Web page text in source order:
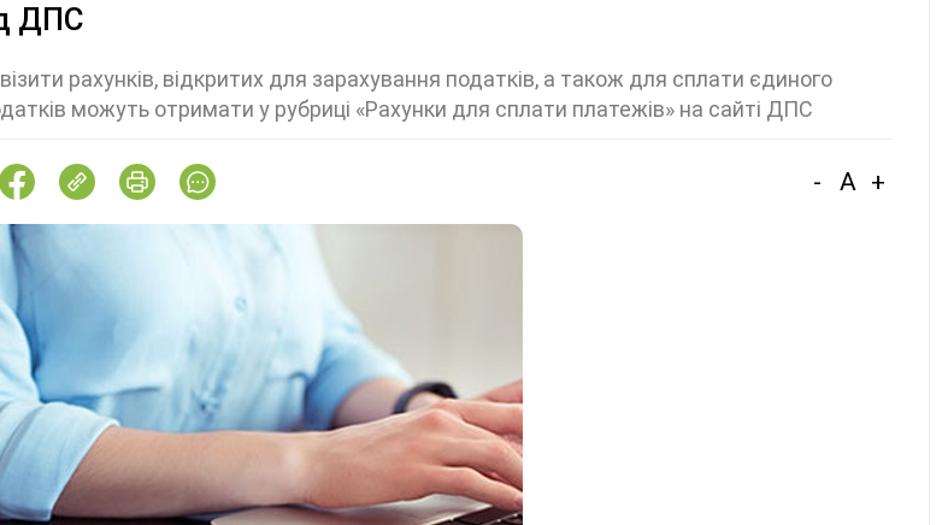
ДПС
рахунків, відкритих для зарахування податків, а також для сплати єдиного
можуть отримати у рубриці «Рахунки для сплати платежів» на сайті ДПС
- A +